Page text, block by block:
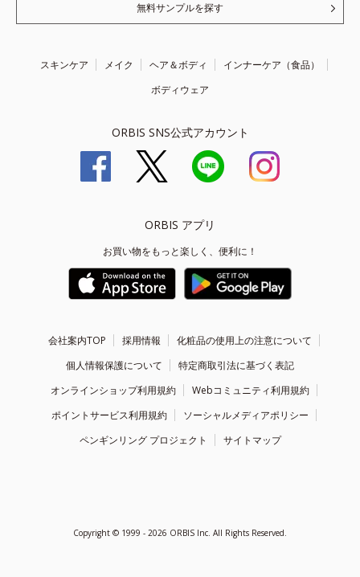
無料サンプルを探す
スキンケア メイク ヘア＆ボディ
インナーケア（食品）
ボディウェア
ORBIS SNS公式アカウント
ORBIS アプリ
お買い物をもっと楽しく、便利に！
会社案内TOP 採用情報
化粧品の使用上の注意について
個人情報保護について
特定商取引法に基づく表記
オンラインショップ利用規約
Webコミュニティ利用規約
ポイントサービス利用規約
ソーシャルメディアポリシー
ペンギンリング プロジェクト
サイトマップ
Copyright © 1999 - 2026 ORBIS Inc. All Rights Reserved.